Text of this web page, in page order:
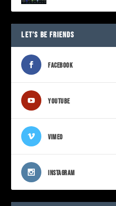
LET’S BE FRIENDS
FACEBOOK
YOUTUBE
VIMEO
INSTAGRAM